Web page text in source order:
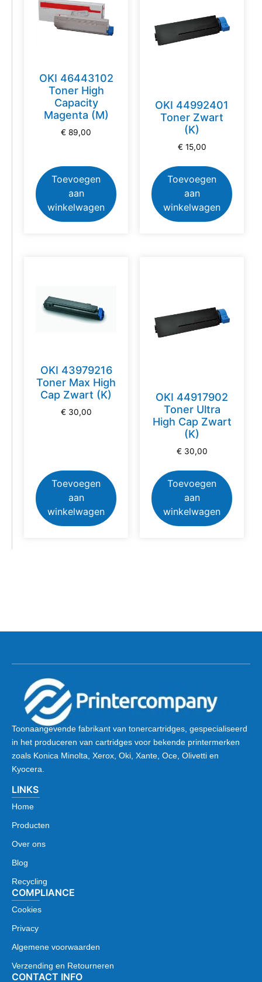
OKI 46443102
Toner High
Capacity
Magenta (M)
€ 89,00
Toevoegen
aan
winkelwagen
OKI 44992401
Toner Zwart
(K)
€ 15,00
Toevoegen
aan
winkelwagen
OKI 43979216
Toner Max High
Cap Zwart (K)
€ 30,00
Toevoegen
aan
winkelwagen
OKI 44917902
Toner Ultra
High Cap Zwart
(K)
€ 30,00
Toevoegen
aan
winkelwagen
Toonaangevende fabrikant van tonercartridges, gespecialiseerd
in het produceren van cartridges voor bekende printermerken
zoals Konica Minolta, Xerox, Oki, Xante, Oce, Olivetti en
Kyocera.
LINKS
Home
Producten
Over ons
Blog
Recycling
COMPLIANCE
Cookies
Privacy
Algemene voorwaarden
Verzending en Retourneren
CONTACT INFO